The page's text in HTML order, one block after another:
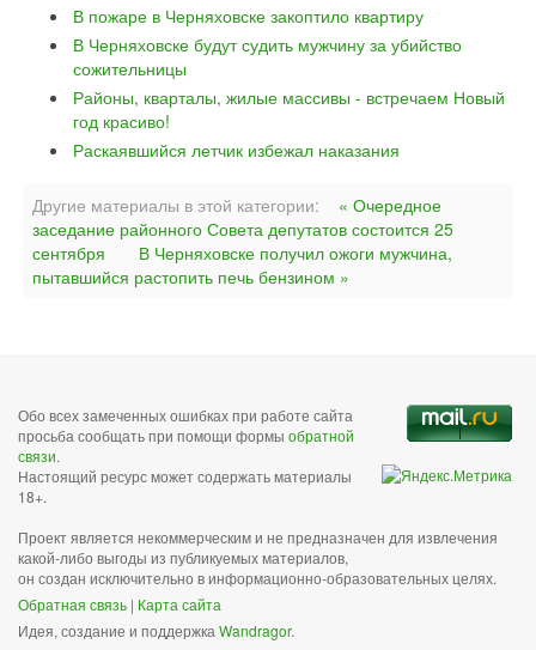
В пожаре в Черняховске закоптило квартиру
В Черняховске будут судить мужчину за убийство
сожительницы
Районы, кварталы, жилые массивы - встречаем Новый
год красиво!
Раскаявшийся летчик избежал наказания
Другие материалы в этой категории:
« Очередное
заседание районного Совета депутатов состоится 25
сентября
В Черняховске получил ожоги мужчина,
пытавшийся растопить печь бензином »
Обо всех замеченных ошибках при работе сайта
просьба сообщать при помощи формы обратной
связи.
Настоящий ресурс может содержать материалы
18+.
Проект является некоммерческим и не предназначен для извлечения
какой-либо выгоды из публикуемых материалов,
он создан исключительно в информационно-образовательных целях.
Обратная связь | Карта сайта
Идея, создание и поддержка Wandragor.